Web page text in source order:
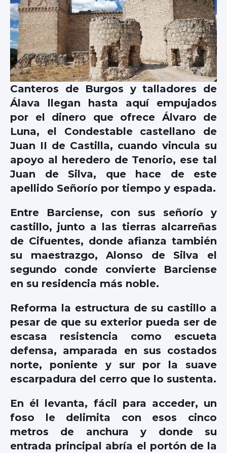
Canteros de Burgos y talladores de
Álava llegan hasta aquí empujados
por el dinero que ofrece Álvaro de
Luna, el Condestable castellano de
Juan II de Castilla, cuando vincula su
apoyo al heredero de Tenorio, ese tal
Juan de Silva, que hace de este
apellido Señorío por tiempo y espada.
Entre Barciense, con sus señorío y
castillo, junto a las tierras alcarreñas
de Cifuentes, donde afianza también
su maestrazgo, Alonso de Silva el
segundo conde convierte Barciense
en su residencia más noble.
Reforma la estructura de su castillo a
pesar de que su exterior pueda ser de
escasa resistencia como escueta
defensa, amparada en sus costados
norte, poniente y sur por la suave
escarpadura del cerro que lo sustenta.
En él levanta, fácil para acceder, un
foso le delimita con esos cinco
metros de anchura y donde su
entrada principal abría el portón de la